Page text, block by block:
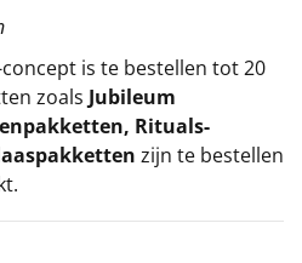
is te bestellen tot 20
zoals Jubileum
, Rituals-
zijn te bestellen